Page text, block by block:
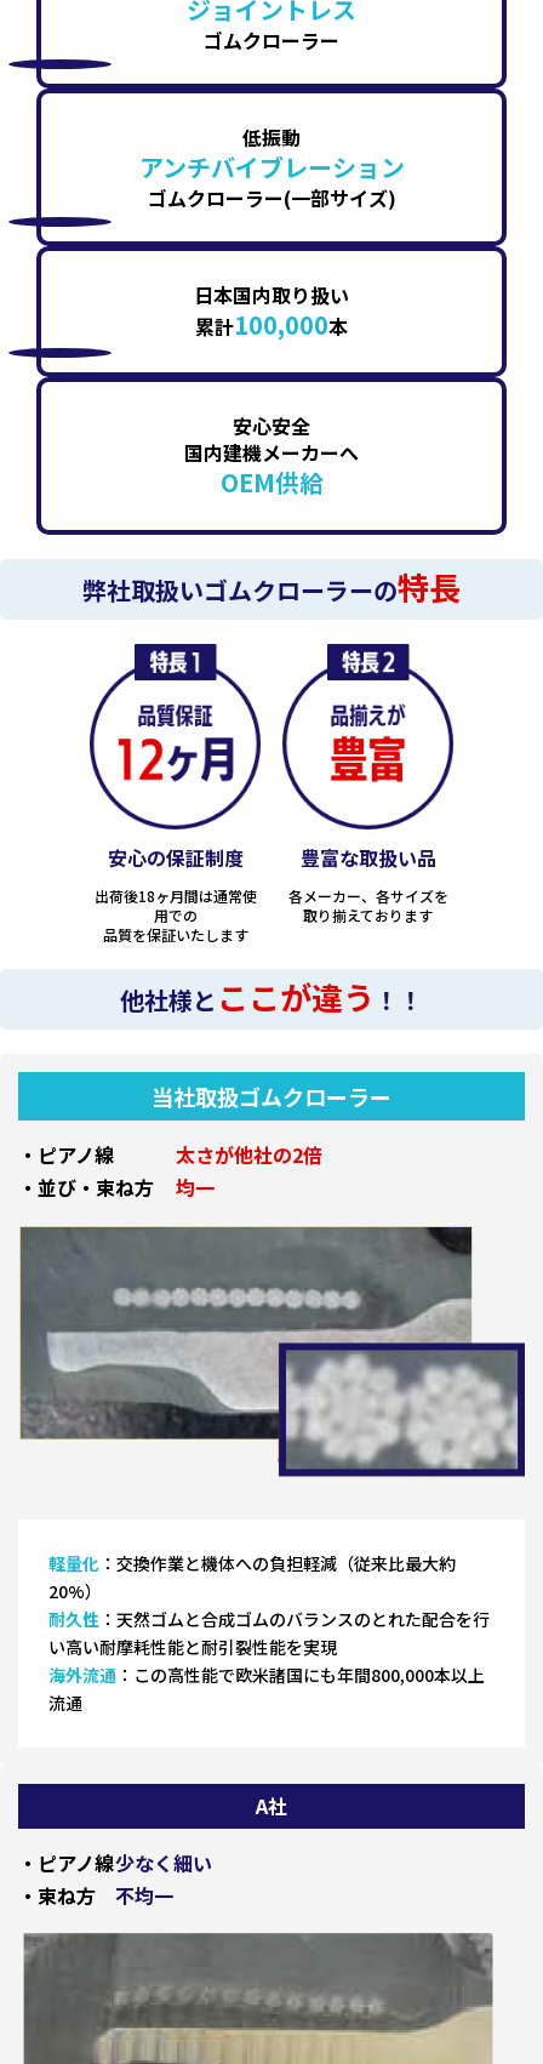
ジョイントレス
ゴムクローラー
低振動
アンチバイブレーション
ゴムクローラー(一部サイズ)
日本国内取り扱い
累計100,000本
安心安全
国内建機メーカーへ
OEM供給
弊社取扱いゴムクローラーの特長
安心の保証制度
出荷後18ヶ月間は通常使
用での
品質を保証いたします
豊富な取扱い品
各メーカー、各サイズを
取り揃えております
他社様と ここが違う ！！
当社取扱ゴムクローラー
・ピアノ線
太さが他社の2倍
・並び・束ね方
均一
軽量化 ：交換作業と機体への負担軽減（従来比最大約
20%）
耐久性 ：天然ゴムと合成ゴムのバランスのとれた配合を行
い高い耐摩耗性能と耐引裂性能を実現
海外流通 ：この高性能で欧米諸国にも年間800,000本以上
流通
A社
・ピアノ線少なく細い
・束ね方
不均一